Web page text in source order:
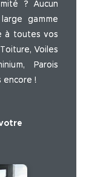
? Aucun
gamme
à toutes vos
Voiles
Parois
encore !